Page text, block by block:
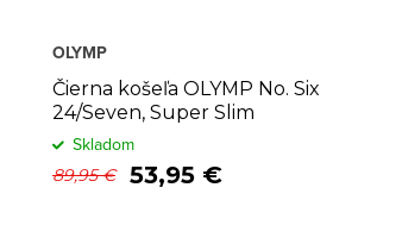
Čierna košeľa OLYMP No. Six
24/Seven, Super Slim
OLYMP
89,95 € 53,95 €
Skladom